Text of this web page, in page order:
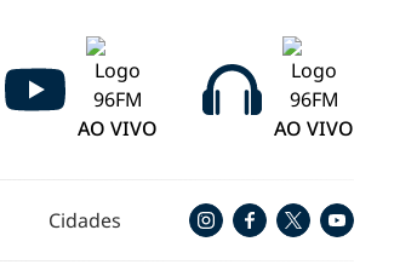
AO VIVO
AO VIVO
Cidades